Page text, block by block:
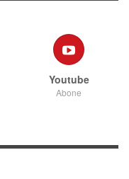
Youtube
Abone